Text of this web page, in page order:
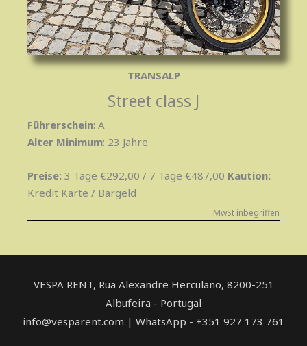
TRANSALP
Street class J
Führerschein: A
Alter Minimum: 23 Jahre
Preise: 3 Tage €292,00 / 7 Tage €487,00 Kaution:
Kredit Karte / Bargeld
MwSt inbegriffen
VESPA RENT, Rua Alexandre Herculano, ​8200-251
Albufeira - Portugal
info@vesparent.com | WhatsApp - +351 927 173 761